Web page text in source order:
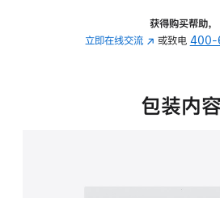
的
获得购买帮助，
立即在线交流 (在
中
或致电 400-
包装内容